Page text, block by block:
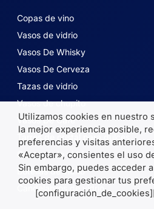
Copas de vino
Vasos de vidrio
Vasos De Whisky
Vasos De Cerveza
Tazas de vidrio
Vasos de chupito
Vasos De Café
Tarros de cristal para dulces
Cuencos de vidrio
Botellas de vidrio
Candelabros de vidrio
Utilizamos cookies en nuestro
la mejor experiencia posible,
preferencias y visitas
«Aceptar», consientes el uso
Sin embargo, puedes acceder
cookies para gestionar tus